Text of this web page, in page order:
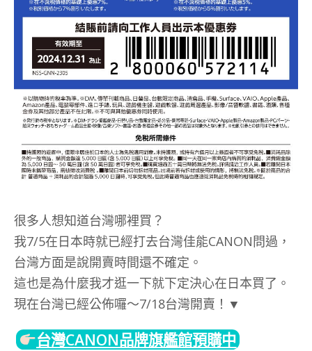
很多人想知道台灣哪裡買？
我7/5在日本時就已經打去台灣佳能CANON問過，
台灣方面是說開賣時間還不確定。
這也是為什麼我才逛一下就下定決心在日本買了。
現在台灣已經公佈囉～7/18台灣開賣！▼
台灣CANON品牌旗艦館預購中